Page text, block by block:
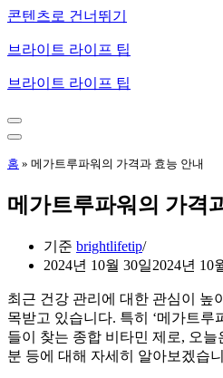
콘텐츠로 건너뛰기
브라이트 라이프 팁
브라이트 라이프 팁
내
비
게
션
메
내
비
이
션
홈 » 메가트루파워의 가격과 효능 안내
메가트루파워의 가격
기준 brightlifetip
2024년 10월 30일2024년 10
최근 건강 관리에 대한 관심이 높
목받고 있습니다. 특히 ‘메가트루
들이 찾는 종합 비타민 제로, 오늘
분 등에 대해 자세히 알아보겠습